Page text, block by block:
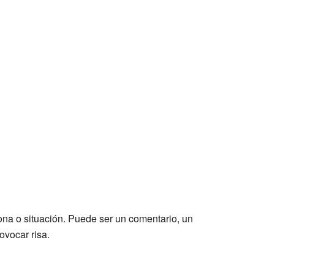
o situación. Puede ser un comentario, un
risa.